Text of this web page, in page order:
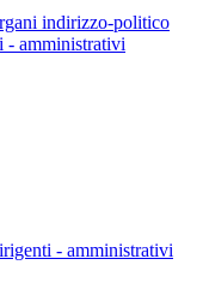
indirizzo-politico
- amministrativi
- amministrativi